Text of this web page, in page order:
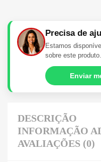
Precisa de
Estamos
sobre este produto.
Enviar
DESCRIÇÃO
INFORMAÇÃO
AVALIAÇÕES (0)